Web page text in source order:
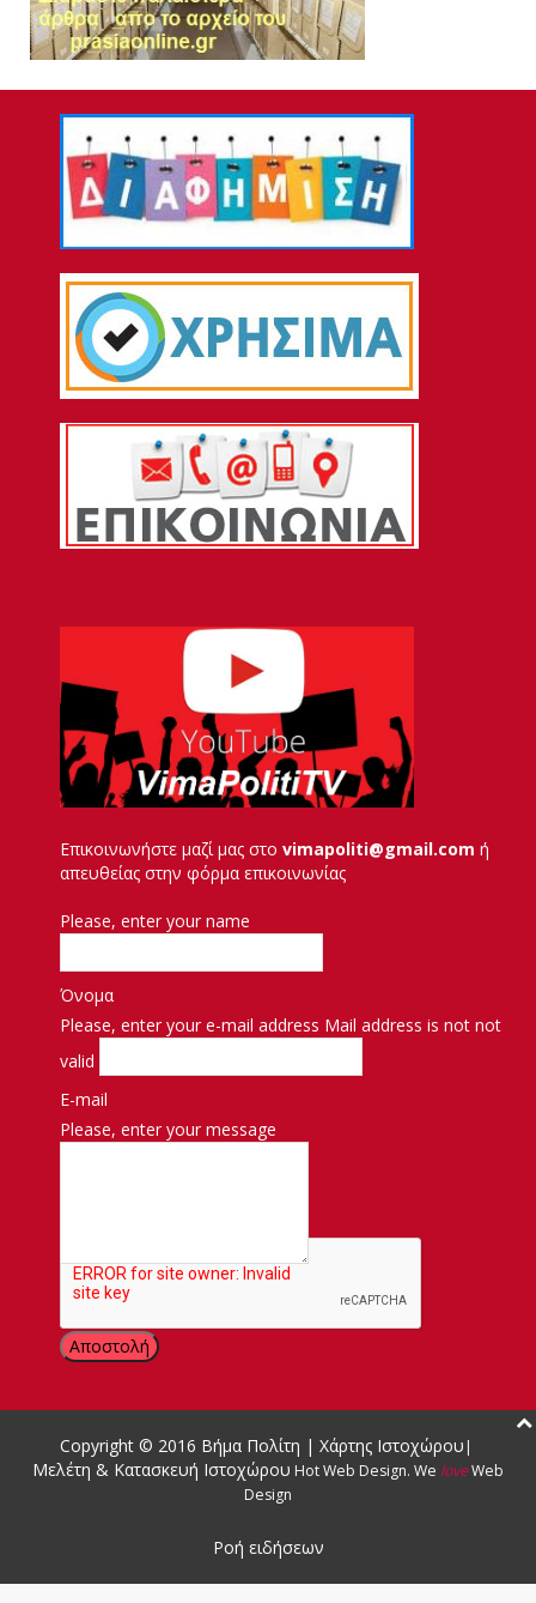
Επικοινωνήστε μαζί μας στο vimapoliti@gmail.com ή
απευθείας στην φόρμα επικοινωνίας
Please, enter your name
Όνομα
Please, enter your e-mail address Mail address is not not
valid
E-mail
Please, enter your message
Μήνυμα
Copyright © 2016 Βήμα Πολίτη | Χάρτης Ιστοχώρου |
Μελέτη & Κατασκευή Ιστοχώρου Hot Web Design. We loveWeb
Design
Ροή ειδήσεων